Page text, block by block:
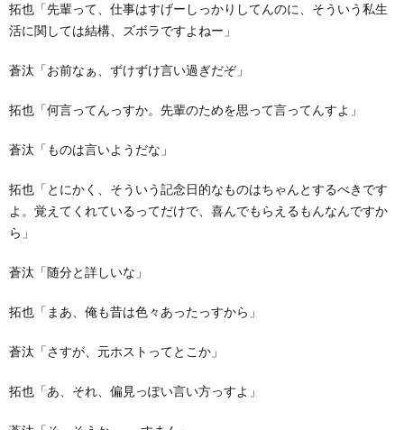
拓也「先輩って、仕事はすげーしっかりしてんのに、そういう私生
活に関しては結構、ズボラですよねー」
蒼汰「お前なぁ、ずけずけ言い過ぎだぞ」
拓也「何言ってんっすか。先輩のためを思って言ってんすよ」
蒼汰「ものは言いようだな」
拓也「とにかく、そういう記念日的なものはちゃんとするべきです
よ。覚えてくれているってだけで、喜んでもらえるもんなんですか
ら」
蒼汰「随分と詳しいな」
拓也「まあ、俺も昔は色々あったっすから」
蒼汰「さすが、元ホストってとこか」
拓也「あ、それ、偏見っぽい言い方っすよ」